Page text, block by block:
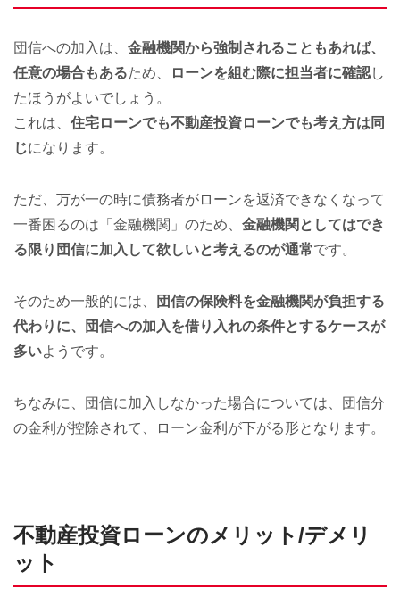
団信への加入は、 金融機関から強制されることもあれば、
任意の場合もあるため、 ローンを組む際に担当者に確認し
たほうがよいでしょう。
これは、 住宅ローンでも不動産投資ローンでも考え方は同
じになります。
ただ、万が一の時に債務者がローンを返済できなくなって
一番困るのは「金融機関」のため、 金融機関としてはでき
る限り団信に加入して欲しいと考えるのが通常です。
そのため一般的には、
団信の保険料を金融機関が負担する
代わりに、団信への加入を借り入れの条件とするケースが
多いようです。
ちなみに、団信に加入しなかった場合については、団信分
の金利が控除されて、ローン金利が下がる形となります。
不動産投資ローンのメリット/デメリ
ット